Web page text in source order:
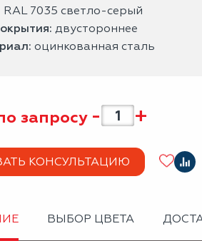
RAL 7035 светло-серый
двустороннее
оцинкованная сталь
запросу - +
КОНСУЛЬТАЦИЮ
ВЫБОР ЦВЕТА